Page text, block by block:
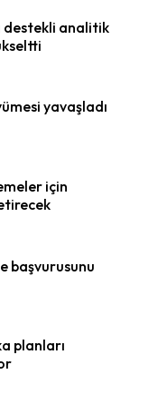
destekli analitik
yavaşladı
için
başvurusunu
planları